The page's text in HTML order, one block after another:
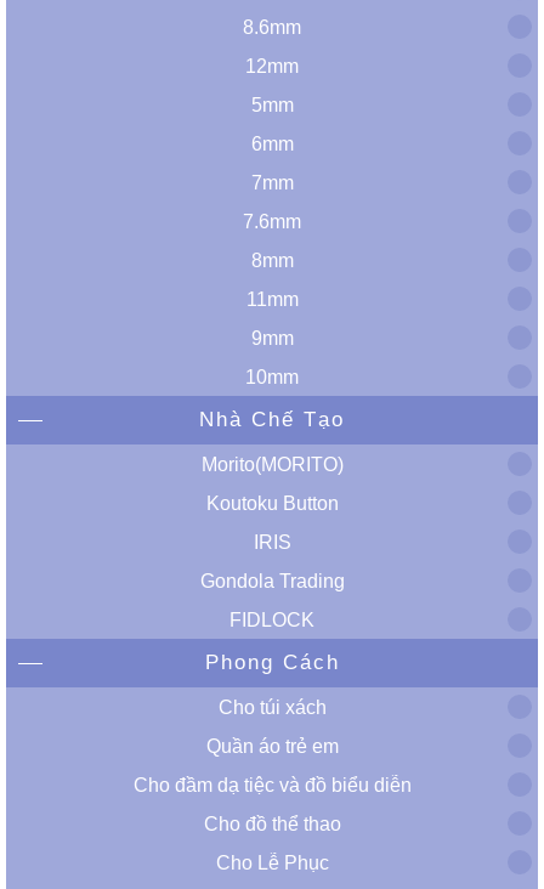
8.6mm
12mm
5mm
6mm
7mm
7.6mm
8mm
11mm
9mm
10mm
Nhà Chế Tạo
Morito(MORITO)
Koutoku Button
IRIS
Gondola Trading
FIDLOCK
Phong Cách
Cho túi xách
Quần áo trẻ em
Cho đầm dạ tiệc và đồ biểu diễn
Cho đồ thể thao
Cho Lễ Phục